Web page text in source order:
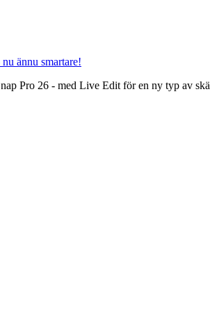
ännu smartare!
Pro 26 - med Live Edit för en ny typ av